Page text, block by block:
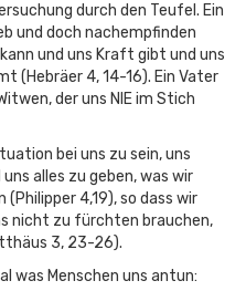
durch den Teufel. Ein
und doch nachempfinden
und uns Kraft gibt und uns
(Hebräer 4, 14-16). Ein Vater
der uns NIE im Stich
bei uns zu sein, uns
alles zu geben, was wir
4,19), so dass wir
nicht zu fürchten brauchen,
3, 23-26).
was Menschen uns antun: